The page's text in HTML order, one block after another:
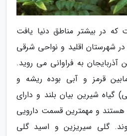
در بیشتر مناطق دنیا یافت
در شهرستان اقلید و نواحی شرقی
به فراوانی می روید.
قرمز و آبی بوده ریشه و
گیاه شیرین بیان بلند و دارای
و مهمترین قسمت دارویی
گلی سیریزین و اسید گلی